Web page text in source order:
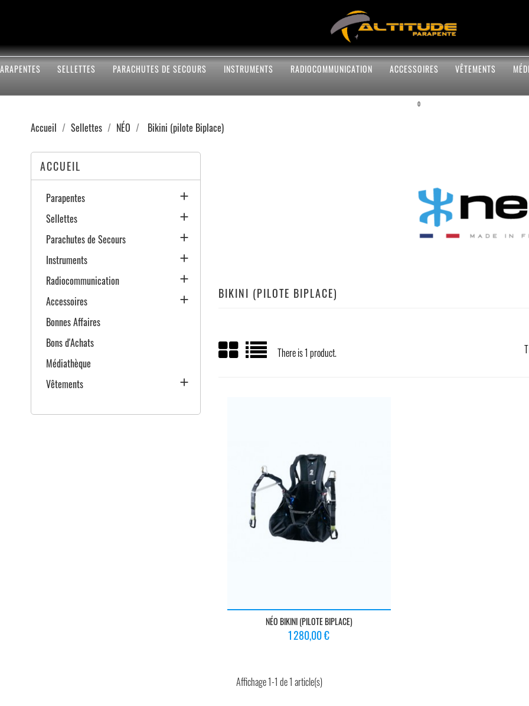
SELLETTES PARACHUTES DE SECOURS INSTRUMENTS RADIOCOMMUNICATION ACCESSOIRES VÊTEMENTS
0
Accueil Sellettes NÉO Bikini (pilote Biplace)
ACCUEIL
Parapentes 
Sellettes 
Parachutes de Secours 
Instruments 
Radiocommunication 
Accessoires 
Bonnes Affaires
Bons d'Achats
Médiathèque
Vêtements

BIKINI (PILOTE BIPLACE)
There is 1 product.
NÉO BIKINI (PILOTE BIPLACE)
Prix
1 280,00 €
Affichage 1-1 de 1 article(s)